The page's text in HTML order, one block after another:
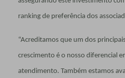
ranking de preferência dos
“Acreditamos que um dos
crescimento é o nosso diferencial
atendimento. Também estamos